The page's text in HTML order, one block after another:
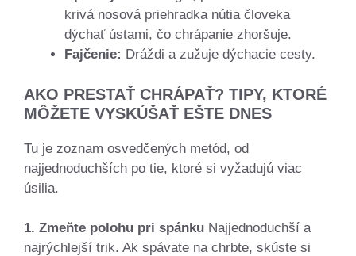
krivá nosová priehradka nútia človeka
dýchať ústami, čo chrápanie zhoršuje.
Fajčenie: Dráždi a zužuje dýchacie cesty.
AKO PRESTAŤ CHRÁPAŤ? TIPY, KTORÉ
MÔŽETE VYSKÚŠAŤ EŠTE DNES
Tu je zoznam osvedčených metód, od
najjednoduchších po tie, ktoré si vyžadujú viac
úsilia.
1. Zmeňte polohu pri spánku Najjednoduchší a
najrýchlejší trik. Ak spávate na chrbte, skúste si